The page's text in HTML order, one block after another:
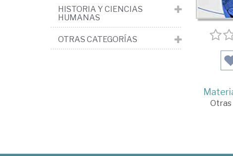
HISTORIA Y CIENCIAS
HUMANAS
OTRAS CATEGORÍAS